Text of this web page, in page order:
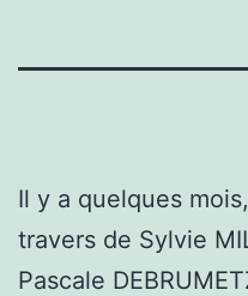
Il y a quelques
travers de Sylvie
Pascale